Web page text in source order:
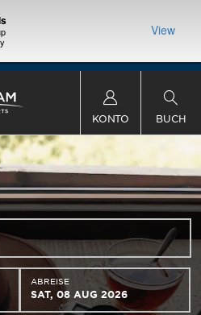
in mehr als tausend Wyndham-Hotels
Mehr erfahren
View
KONTO BUCH
ABREISE
SAT, 08 AUG 2026